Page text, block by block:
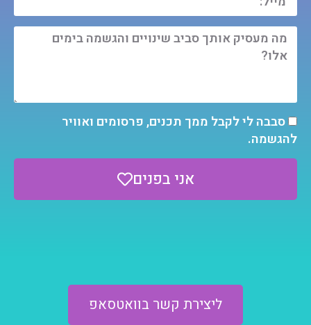
סבבה לי לקבל ממך תכנים, פרסומים ואוויר
להגשמה.
אני בפנים
ליצירת קשר בוואטסאפ